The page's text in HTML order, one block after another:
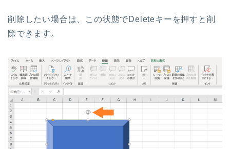
削除したい場合は、この状態でDeleteキーを押すと削
除できます。